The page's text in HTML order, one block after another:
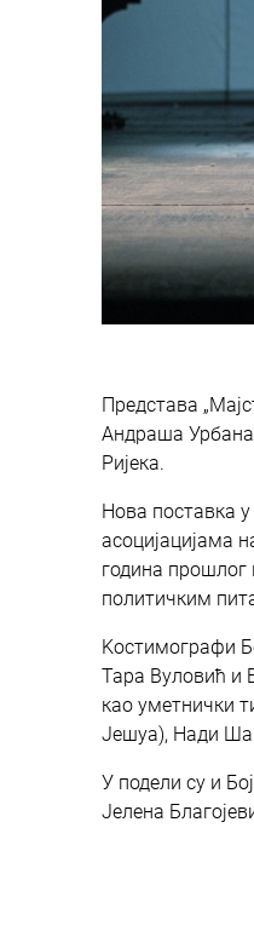
Представа
Андраша
Ријека.
Нова поставка
асоцијацијама
година
политичким
Kостимографи
Тара Вуловић и
као уметнички
Јешуа), Нади
У подели су и
Јелена